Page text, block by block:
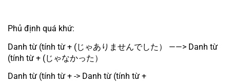
Phủ định quá khứ:
Danh từ (tính từ + (じゃありませんでした） ——> Danh từ
(tính từ + (じゃなかった）
Danh từ (tính từ + -> Danh từ (tính từ +